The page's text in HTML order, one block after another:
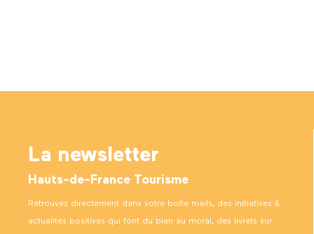
La newsletter
Hauts-de-France Tourisme
Retrouvez directement dans votre boîte mails, des initiatives &
actualités positives qui font du bien au moral, des livrets sur